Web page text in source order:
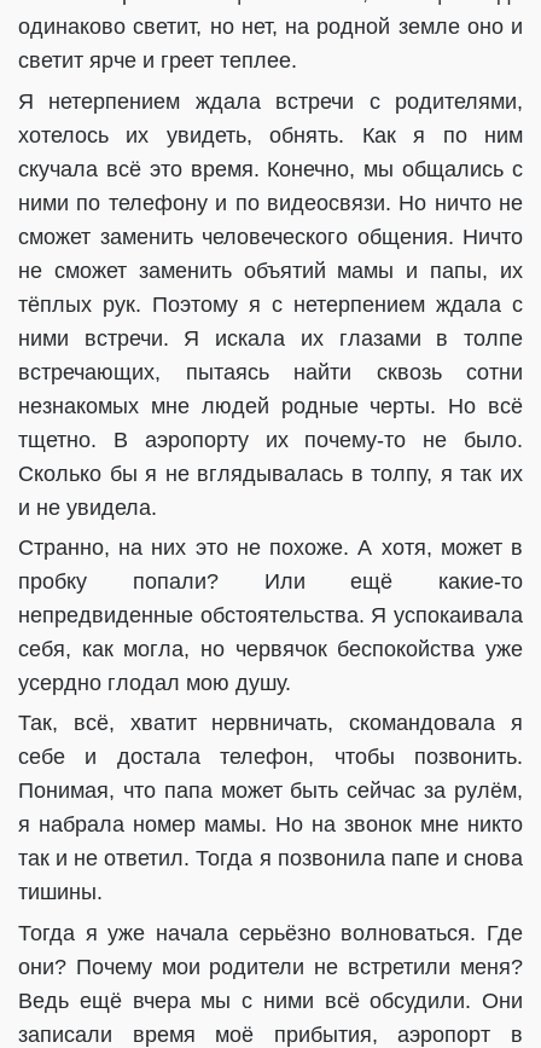
одинаково светит, но нет, на родной земле оно и
светит ярче и греет теплее.
Я нетерпением ждала встречи с родителями,
хотелось их увидеть, обнять. Как я по ним
скучала всё это время. Конечно, мы общались с
ними по телефону и по видеосвязи. Но ничто не
сможет заменить человеческого общения. Ничто
не сможет заменить объятий мамы и папы, их
тёплых рук. Поэтому я с нетерпением ждала с
ними встречи. Я искала их глазами в толпе
встречающих, пытаясь найти сквозь сотни
незнакомых мне людей родные черты. Но всё
тщетно. В аэропорту их почему-то не было.
Сколько бы я не вглядывалась в толпу, я так их
и не увидела.
Странно, на них это не похоже. А хотя, может в
пробку попали? Или ещё какие-то
непредвиденные обстоятельства. Я успокаивала
себя, как могла, но червячок беспокойства уже
усердно глодал мою душу.
Так, всё, хватит нервничать, скомандовала я
себе и достала телефон, чтобы позвонить.
Понимая, что папа может быть сейчас за рулём,
я набрала номер мамы. Но на звонок мне никто
так и не ответил. Тогда я позвонила папе и снова
тишины.
Тогда я уже начала серьёзно волноваться. Где
они? Почему мои родители не встретили меня?
Ведь ещё вчера мы с ними всё обсудили. Они
записали время моё прибытия, аэропорт в